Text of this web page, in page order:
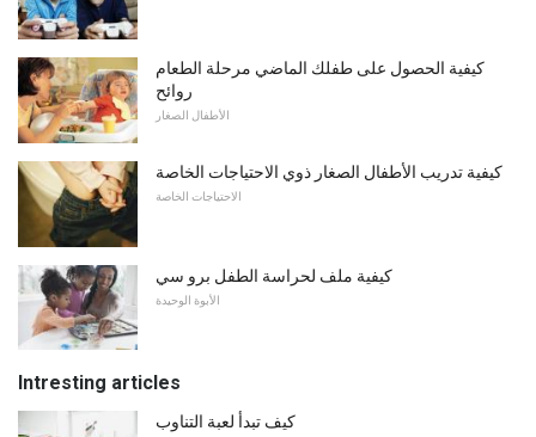
كيفية الحصول على طفلك الماضي مرحلة الطعام
روائح
الأطفال الصغار
كيفية تدريب الأطفال الصغار ذوي الاحتياجات الخاصة
الاحتياجات الخاصة
كيفية ملف لحراسة الطفل برو سي
الأبوة الوحيدة
Intresting articles
كيف تبدأ لعبة التناوب